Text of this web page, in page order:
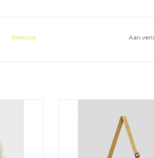
Bellerose Aan
TOEVOEGEN AAN